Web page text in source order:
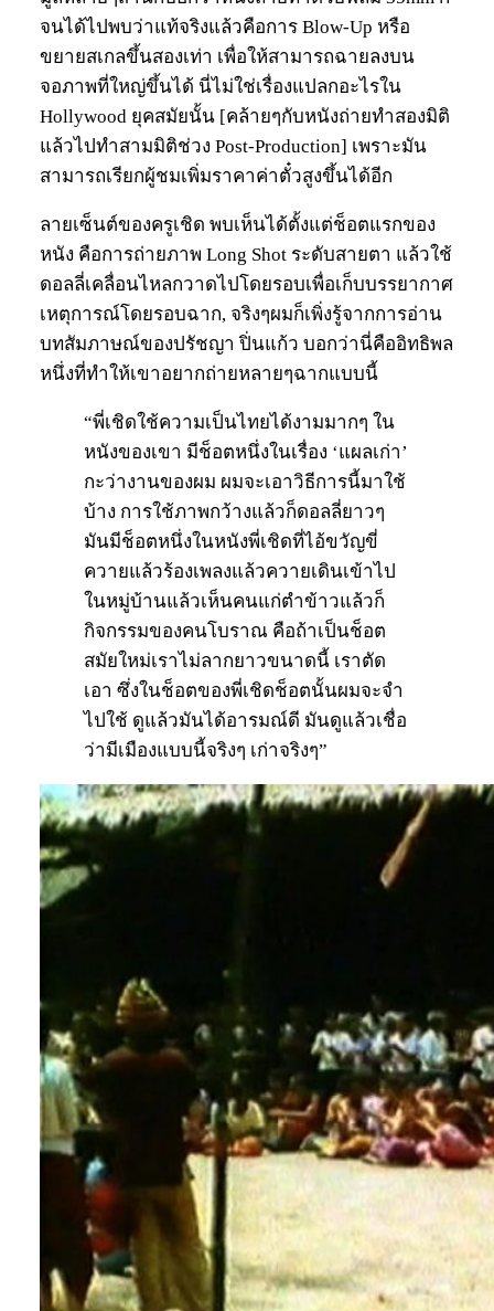
จนได้ไปพบว่าแท้จริงแล้วคือการ Blow-Up หรือ
ขยายสเกลขึ้นสองเท่า เพื่อให้สามารถฉายลงบน
จอภาพที่ใหญ่ขึ้นได้ นี่ไม่ใช่เรื่องแปลกอะไรใน
Hollywood ยุคสมัยนั้น [คล้ายๆกับหนังถ่ายทำสองมิติ
แล้วไปทำสามมิติช่วง Post-Production] เพราะมัน
สามารถเรียกผู้ชมเพิ่มราคาค่าตั๋วสูงขึ้นได้อีก
ลายเซ็นต์ของครูเชิด พบเห็นได้ตั้งแต่ช็อตแรกของ
หนัง คือการถ่ายภาพ Long Shot ระดับสายตา แล้วใช้
ดอลลี่เคลื่อนไหลกวาดไปโดยรอบเพื่อเก็บบรรยากาศ
เหตุการณ์โดยรอบฉาก, จริงๆผมก็เพิ่งรู้จากการอ่าน
บทสัมภาษณ์ของปรัชญา ปิ่นแก้ว บอกว่านี่คืออิทธิพล
หนึ่งที่ทำให้เขาอยากถ่ายหลายๆฉากแบบนี้
“พี่เชิดใช้ความเป็นไทยได้งามมากๆ ใน
หนังของเขา มีช็อตหนึ่งในเรื่อง ‘แผลเก่า’
กะว่างานของผม ผมจะเอาวิธีการนี้มาใช้
บ้าง การใช้ภาพกว้างแล้วก็ดอลลี่ยาวๆ
มันมีช็อตหนึ่งในหนังพี่เชิดที่ไอ้ขวัญขี่
ควายแล้วร้องเพลงแล้วควายเดินเข้าไป
ในหมู่บ้านแล้วเห็นคนแก่ตำข้าวแล้วก็
กิจกรรมของคนโบราณ คือถ้าเป็นช็อต
สมัยใหม่เราไม่ลากยาวขนาดนี้ เราตัด
เอา ซึ่งในช็อตของพี่เชิดช็อตนั้นผมจะจำ
ไปใช้ ดูแล้วมันได้อารมณ์ดี มันดูแล้วเชื่อ
ว่ามีเมืองแบบนี้จริงๆ เก่าจริงๆ”